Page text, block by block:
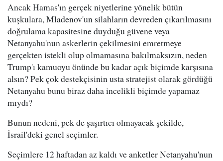
Ancak Hamas'ın gerçek niyetlerine yönelik bütün
kuşkulara, Mladenov'un silahların devreden çıkarılmasını
doğrulama kapasitesine duyduğu güvene veya
Netanyahu'nun askerlerin çekilmesini emretmeye
gerçekten istekli olup olmamasına bakılmaksızın, neden
Trump'ı kamuoyu önünde bu kadar açık biçimde karşısına
alsın? Pek çok destekçisinin usta stratejist olarak gördüğü
Netanyahu bunu biraz daha incelikli biçimde yapamaz
mıydı?
Bunun nedeni, pek de şaşırtıcı olmayacak şekilde,
İsrail'deki genel seçimler.
Seçimlere 12 haftadan az kaldı ve anketler Netanyahu'nun